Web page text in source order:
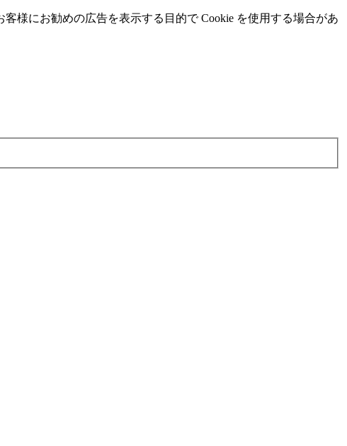
様にお勧めの広告を表⽰する⽬的で Cookie を使⽤する場合があ